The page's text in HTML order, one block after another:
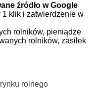
źródło w Google
1 klik i zatwierdzenie w
rolników, pieniądze
rolników, zasiłek
rolnego